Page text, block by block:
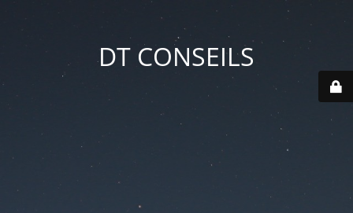
DT CONSEILS